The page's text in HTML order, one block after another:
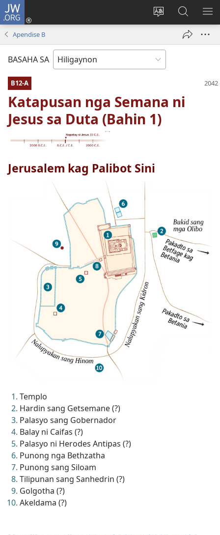
JW.ORG
Islan
lenguahe
sang
site
Mag-
log
new
Mangita
sa
JW.ORG
Apendise B
BASAHA SA
B12-A
Katapusan nga Semana ni
Jesus sa Duta (Bahin 1)
Jerusalem kag Palibot Sini
Templo
Hardin sang Getsemane (?)
Palasyo sang Gobernador
Balay ni Caifas (?)
Palasyo ni Herodes Antipas (?)
Punong nga Bethzatha
Punong sang Siloam
Tilipunan sang Sanhedrin (?)
Golgotha (?)
Akeldama (?)